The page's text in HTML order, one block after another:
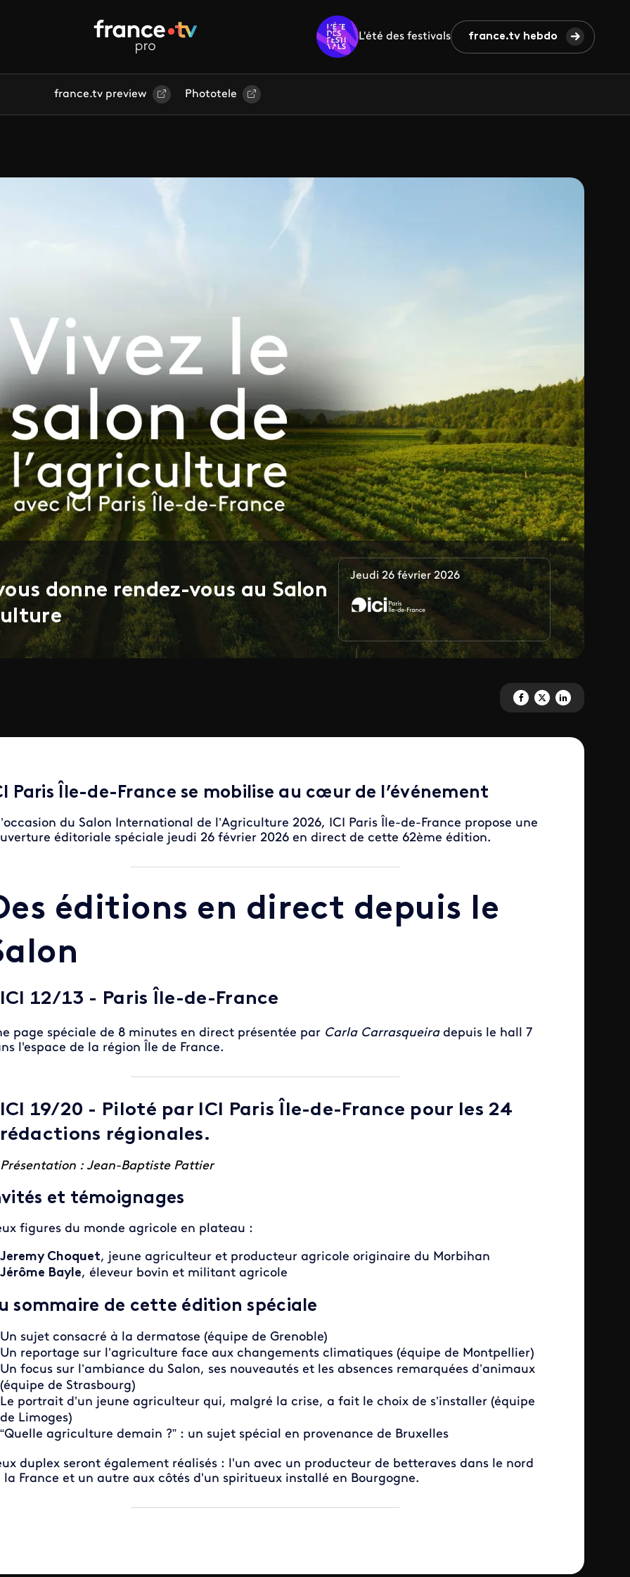
L'été des festivals france.tv hebdo
france.tv preview Phototele
donne rendez-vous au Salon
Jeudi 26 février 2026
Partagez 'ICI Paris Île-de-
Partagez 'ICI Paris Île-
Partagez 'ICI Paris
Paris Île-de-France se mobilise au cœur de l’événement
du Salon International de l’Agriculture 2026, ICI Paris Île-de-France propose une
éditoriale spéciale jeudi 26 février 2026 en direct de cette 62ème édition.
éditions en direct depuis le
ICI 12/13 - Paris Île-de-France
page spéciale de 8 minutes en direct présentée par Carla Carrasqueira depuis le hall 7
l'espace de la région Île de France.
ICI 19/20 - Piloté par ICI Paris Île-de-France pour les 24
rédactions régionales.
Présentation : Jean-Baptiste Pattier
et témoignages
figures du monde agricole en plateau :
Jeremy Choquet, jeune agriculteur et producteur agricole originaire du Morbihan
Jérôme Bayle, éleveur bovin et militant agricole
sommaire de cette édition spéciale
Un sujet consacré à la dermatose (équipe de Grenoble)
Un reportage sur l’agriculture face aux changements climatiques (équipe de Montpellier)
Un focus sur l’ambiance du Salon, ses nouveautés et les absences remarquées d’animaux
(équipe de Strasbourg)
Le portrait d’un jeune agriculteur qui, malgré la crise, a fait le choix de s’installer (équipe
de Limoges)
“Quelle agriculture demain ?” : un sujet spécial en provenance de Bruxelles
duplex seront également réalisés : l'un avec un producteur de betteraves dans le nord
la France et un autre aux côtés d'un spiritueux installé en Bourgogne.